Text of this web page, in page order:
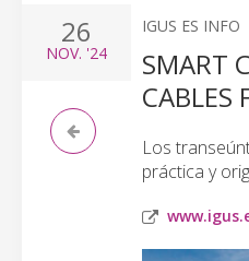
26
NOV. '24
IGUS ES INFO
SMART
CABLES
Los
práctica y